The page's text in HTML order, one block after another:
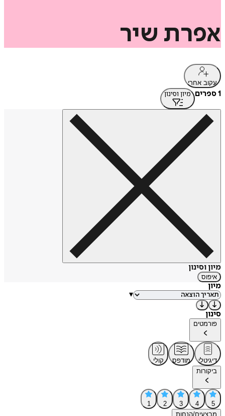
אפרת שיר
עקוב אחרי
1 ספרים מיון וסינון
מיון וסינון
איפוס
מיון
▾
סינון
פורמטים
דיגיטלי מודפס
קולי
ביקורות
5
4
3
2
1
מבצעים/הנחות